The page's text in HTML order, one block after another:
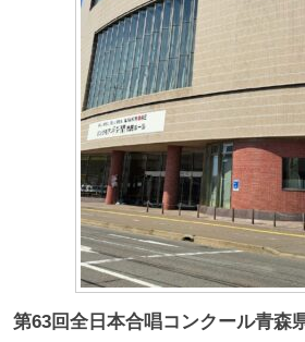
第63回全日本合唱コンクール青森